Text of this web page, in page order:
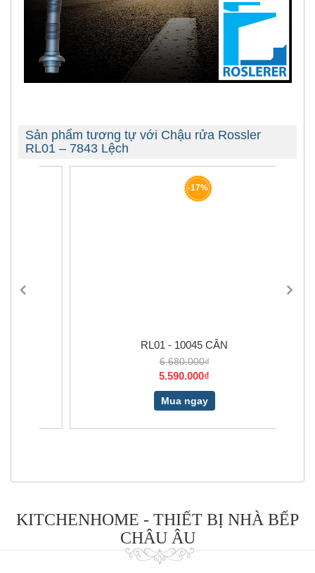
Sản phẩm tương tự với Chậu rửa Rossler
RL01 – 7843 Lệch
RL01 - 10045 CÂN
6.680.000₫
5.590.000₫
Mua ngay
KITCHENHOME - THIẾT BỊ NHÀ BẾP
CHÂU ÂU